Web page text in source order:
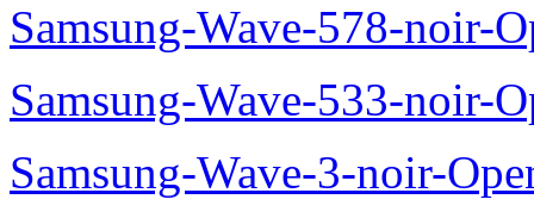
Samsung-Wave-578-noir-
Samsung-Wave-533-noir-
Samsung-Wave-3-noir-